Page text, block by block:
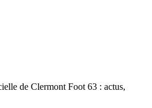
de Clermont Foot 63 : actus,